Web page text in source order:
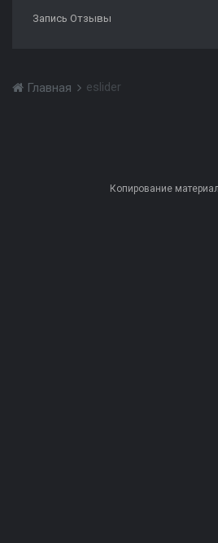
Запись Отзывы
Главная eslider
Копирование